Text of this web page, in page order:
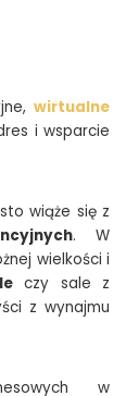
wirtualne
i wsparcie
wiąże się z
. W
wielkości i
czy sale z
z wynajmu
w